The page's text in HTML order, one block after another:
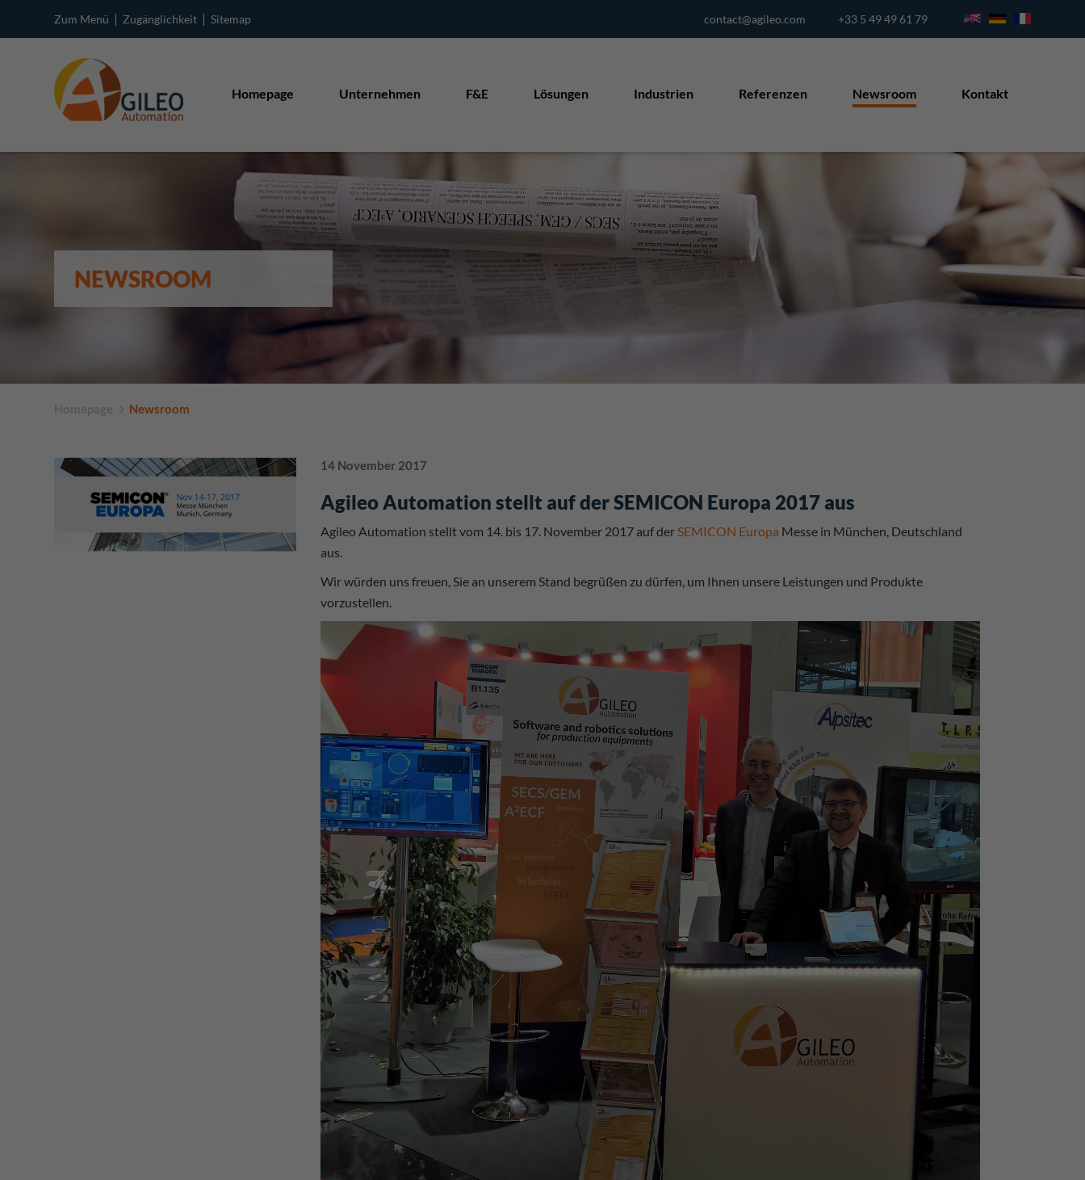
Zum Menü | Zugänglichkeit |Sitemap contact@agileo.com +33 5 49 49 61 79
Homepage Unternehmen F&E Lösungen Industrien Referenzen Newsroom Kontakt
NEWSROOM
Newsroom
14 November 2017
Agileo Automation stellt auf der SEMICON Europa 2017 aus
Agileo Automation stellt vom 14. bis 17. November 2017 auf derSEMICON Europa Messe in München, Deutschland
aus.
Wir würden uns freuen, Sie an unserem Stand begrüßen zu dürfen, um Ihnen unsere Leistungen und Produkte
vorzustellen.